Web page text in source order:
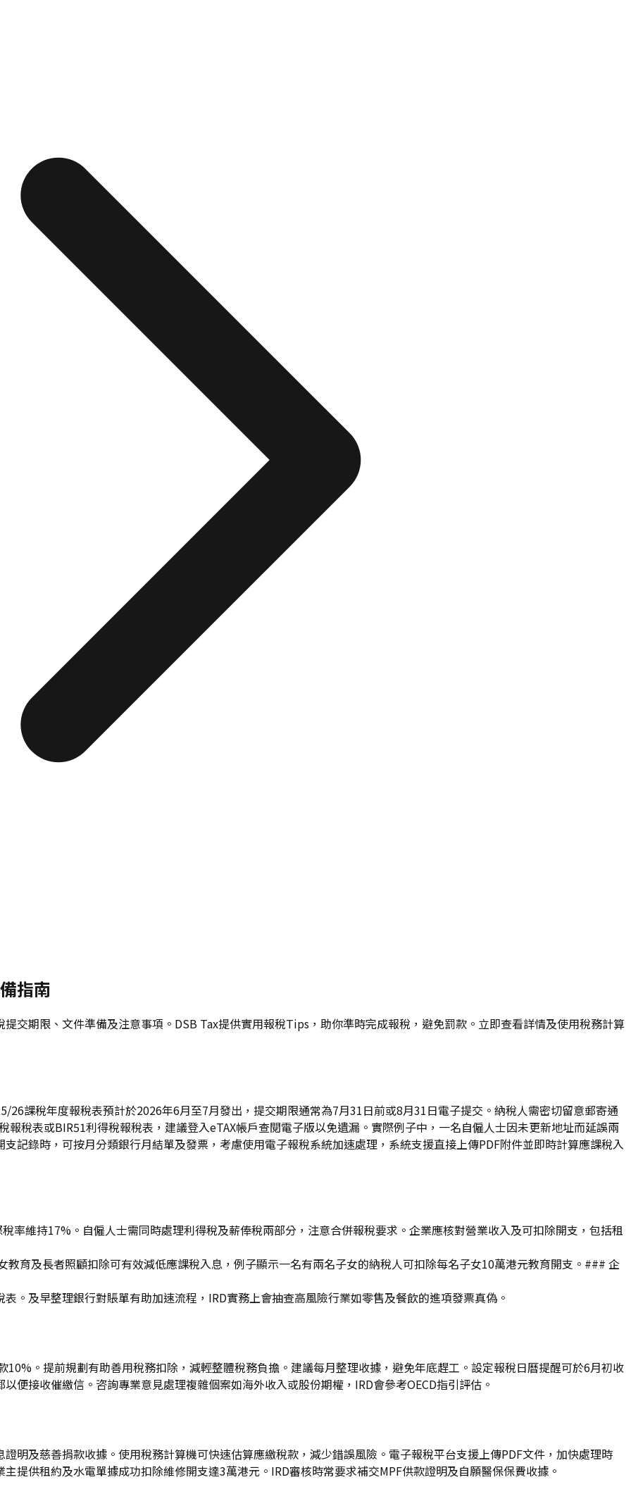
指南
交期限、文件準備及注意事項。DSB Tax提供實用報稅Tips，助你準時完成報稅，避免罰款。立即查看詳情及使用稅務計算
26課稅年度報稅表預計於2026年6月至7月發出，提交期限通常為7月31日前或8月31日電子提交。納稅人需密切留意郵寄通
稅表或BIR51利得稅報稅表，建議登入eTAX帳戶查閱電子版以免遺漏。實際例子中，一名自僱人士因未更新地址而延誤兩
記錄時，可按月分類銀行月結單及發票，考慮使用電子報稅系統加速處理，系統支援直接上傳PDF附件並即時計算應課稅入
率維持17%。自僱人士需同時處理利得稅及薪俸稅兩部分，注意合併報稅要求。企業應核對營業收入及可扣除開支，包括租
育及長者照顧扣除可有效減低應課稅入息，例子顯示一名有兩名子女的納稅人可扣除每名子女10萬港元教育開支。### 企
。及早整理銀行對賬單有助加速流程，IRD實務上會抽查高風險行業如零售及餐飲的進項發票真偽。
。提前規劃有助善用稅務扣除，減輕整體稅務負擔。建議每月整理收據，避免年底趕工。設定報稅日曆提醒可於6月初收
便接收催繳信。咨詢專業意見處理複雜個案如海外收入或股份期權，IRD會參考OECD指引評估。
明及慈善捐款收據。使用稅務計算機可快速估算應繳稅款，減少錯誤風險。電子報稅平台支援上傳PDF文件，加快處理時
提供租約及水電單據成功扣除維修開支達3萬港元。IRD審核時常要求補交MPF供款證明及自願醫保保費收據。